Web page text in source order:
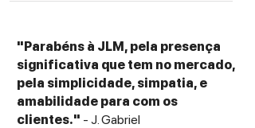
"Parabéns à JLM, pela presença
significativa que tem no mercado,
pela simplicidade, simpatia, e
amabilidade para com os
clientes." - J. Gabriel